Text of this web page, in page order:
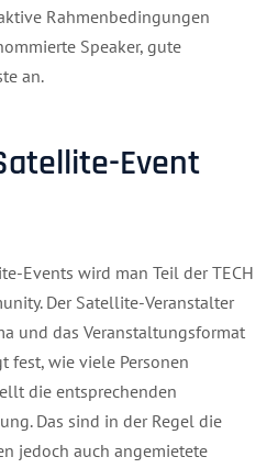
Rahmenbedingungen
Speaker, gute
an.
Event
Events wird man Teil der TECH
Der Satellite-Veranstalter
und das Veranstaltungsformat
fest, wie viele Personen
die entsprechenden
Das sind in der Regel die
jedoch auch angemietete